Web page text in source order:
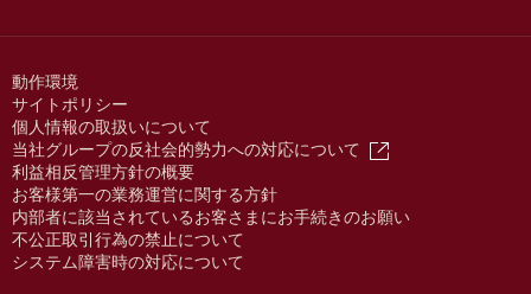
動作環境
サイトポリシー
個人情報の取扱いについて
当社グループの反社会的勢力への対応について
利益相反管理方針の概要
お客様第一の業務運営に関する方針
内部者に該当されているお客さまにお手続きのお願い
不公正取引行為の禁止について
システム障害時の対応について